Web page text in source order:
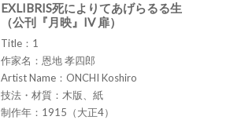
EXLIBRIS死によりてあげらるる生
（公刊『月映』IV 扉）
Title：1
作家名：恩地 孝四郎
Artist Name：ONCHI Koshiro
技法・材質：木版、紙
制作年：1915（大正4）